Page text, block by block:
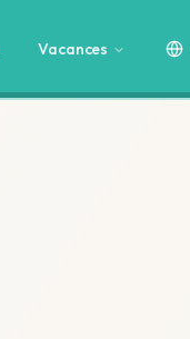
Vacances